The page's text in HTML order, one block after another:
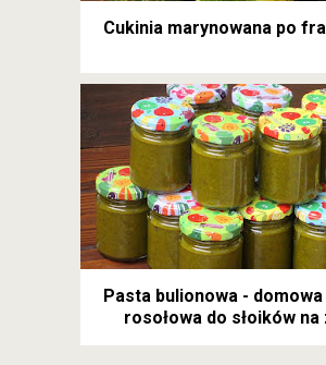
Cukinia marynowana po
Pasta bulionowa -
rosołowa do słoików na